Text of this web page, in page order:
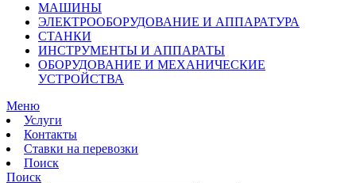
МАШИНЫ
ЭЛЕКТРООБОРУДОВАНИЕ И АППАРАТУРА
СТАНКИ
ИНСТРУМЕНТЫ И АППАРАТЫ
ОБОРУДОВАНИЕ И МЕХАНИЧЕСКИЕ
УСТРОЙСТВА
Меню
Услуги
Контакты
Ставки на перевозки
Поиск
Поиск